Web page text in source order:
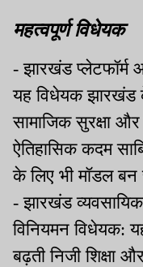
महत्वपूर्ण विधेयक
- झारखंड प्लेटफॉर्म
यह विधेयक झारखंड
सामाजिक सुरक्षा और
ऐतिहासिक कदम
के लिए भी मॉडल
- झारखंड
विनियमन विधेयक:
बढ़ती निजी शिक्षा